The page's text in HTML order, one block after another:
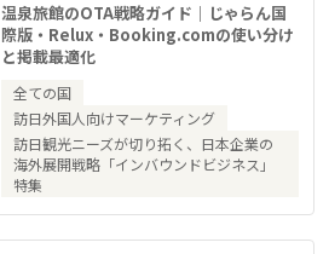
温泉旅館のOTA戦略ガイド｜じゃらん国
際版・Relux・Booking.comの使い分け
と掲載最適化
全ての国
訪日外国人向けマーケティング
訪日観光ニーズが切り拓く、日本企業の
海外展開戦略「インバウンドビジネス」
特集